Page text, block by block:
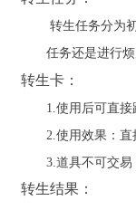
转生任务分为
任务还是进行
转生卡：
1.使用后可直
2.使用效果：
3.道具不可交
转生结果：